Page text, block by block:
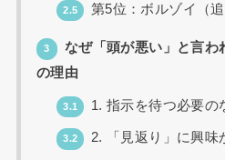
2.5 第5位：ボルゾイ（追
3
なぜ「頭が悪い」と言わ
の理由
3.1 1. 指示を待つ必要の
3.2 2. 「見返り」に興味